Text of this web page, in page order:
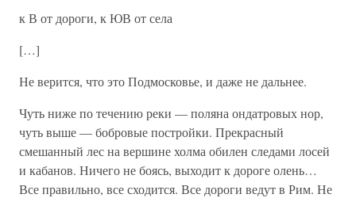
к В от дороги, к ЮВ от села
[…]
Не верится, что это Подмосковье, и даже не дальнее.
Чуть ниже по течению реки — поляна ондатровых нор,
чуть выше — бобровые постройки. Прекрасный
смешанный лес на вершине холма обилен следами лосей
и кабанов. Ничего не боясь, выходит к дороге олень…
Все правильно, все сходится. Все дороги ведут в Рим. Не